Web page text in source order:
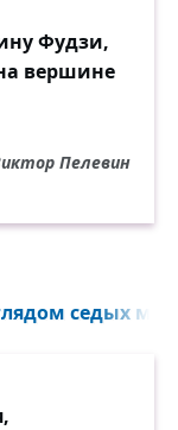
Фудзи,
вершине
Пелевин
седых